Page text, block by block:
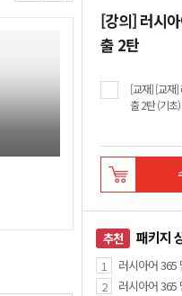
[강의] 러시
출 2탄
[교재] [교재]
출 2탄 (기초)
추천 패키지
1
러시아어 365
2
러시아어 365